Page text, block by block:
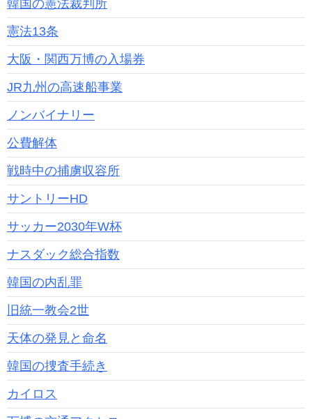
韓国の憲法裁判所
憲法13条
大阪・関西万博の入場券
JR九州の高速船事業
ノンバイナリー
公費解体
戦時中の捕虜収容所
サントリーHD
サッカー2030年W杯
ナスダック総合指数
韓国の内乱罪
旧統一教会2世
天体の発見と命名
韓国の捜査手続き
カイロス